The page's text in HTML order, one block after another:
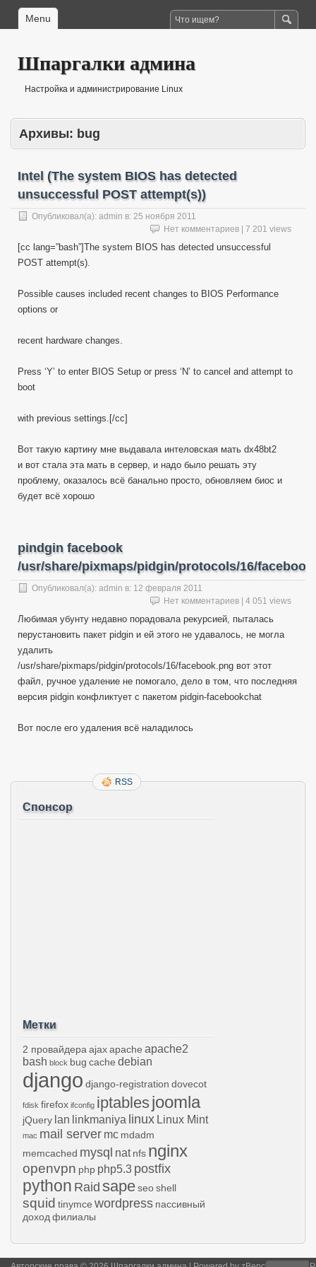
Menu
Шпаргалки админа
Настройка и администрирование Linux
Архивы: bug
Intel (The system BIOS has detected
unsuccessful POST attempt(s))
Опубликовал(а): admin в: 25 ноября 2011
Нет комментариев | 7 201 views
[cc lang=”bash”]The system BIOS has detected unsuccessful
POST attempt(s).
Possible causes included recent changes to BIOS Performance
options or
recent hardware changes.
Press ‘Y’ to enter BIOS Setup or press ‘N’ to cancel and attempt to
boot
with previous settings.[/cc]
Вот такую картину мне выдавала интеловская мать dx48bt2
и вот стала эта мать в сервер, и надо было решать эту
проблему, оказалось всё банально просто, обновляем биос и
будет всё хорошо
pindgin facebook
/usr/share/pixmaps/pidgin/protocols/16/
Опубликовал(а): admin в: 12 февраля 2011
Нет комментариев | 4 051 views
Любимая убунту недавно порадовала рекурсией, пыталась
перустановить пакет pidgin и ей этого не удавалось, не могла
удалить
/usr/share/pixmaps/pidgin/protocols/16/facebook.png вот этот
файл, ручное удаление не помогало, дело в том, что последняя
версия pidgin конфликтует с пакетом pidgin-facebookchat
Вот после его удаления всё наладилось
RSS
Спонсор
Метки
2 провайдера ajaxapache apache2
bash block bug cache debian
django django-registration dovecot
fdisk firefox ifconfig iptablesjoomla
jQuery lan linkmaniya linux Linux Mint
mac mail server mc mdadm
memcached mysql nat nfs nginx
openvpn php php5.3 postfix
python Raid sapeseoshell
squid tinymce wordpress пассивный
доход филиалы